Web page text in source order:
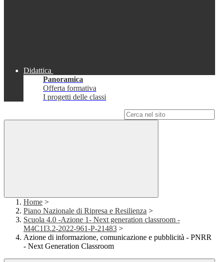
Didattica
Panoramica
Offerta formativa
I progetti delle classi
Home >
Piano Nazionale di Ripresa e Resilienza >
Scuola 4.0 -Azione 1- Next generation classroom -
M4C1I3.2-2022-961-P-21483 >
Azione di informazione, comunicazione e pubblicità - PNRR
- Next Generation Classroom